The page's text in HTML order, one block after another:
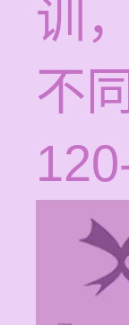
训
不